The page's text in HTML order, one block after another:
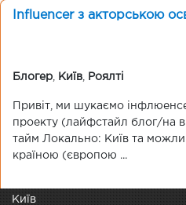
Influencer з акторською
Блогер Київ Роялті
Привіт, ми шукаємо
проекту (лайфстайл блог/на
тайм Локально: Київ та
країною (європою ...
Київ